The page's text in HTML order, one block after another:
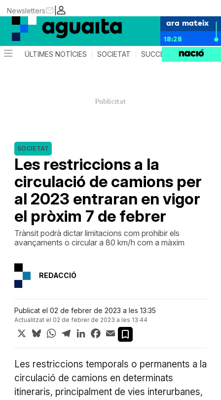
|
Newsletters
ara mateix
18:28
ÚLTIMES NOTÍCIES SOCIETAT SUCCESSOS AGENDA
Les restriccions a la
circulació de camions per
al 2023 entraran en vigor
el pròxim 7 de febrer
SOCIETAT
Trànsit podrà dictar limitacions com prohibir els
avançaments o circular a 80 km/h com a màxim
REDACCIÓ
Publicat el 02 de febrer de 2023 a les 13:35
Actualitzat el 02 de febrer de 2023 a les 13:44
X BlueskyWhatsApp
TelegramLinkedInFacebook
Email
Les restriccions temporals o permanents a la
circulació de camions en determinats
itineraris, principalment de vies interurbanes,